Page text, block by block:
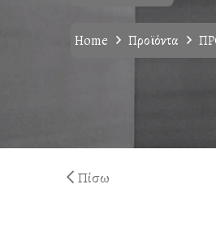
Home Προϊόντα
Πίσω